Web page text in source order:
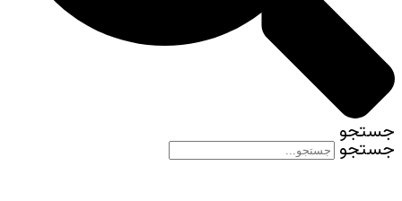
جستجو
جستجو